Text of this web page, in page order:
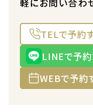
TELで予約
LINEで予約
WEBで予約